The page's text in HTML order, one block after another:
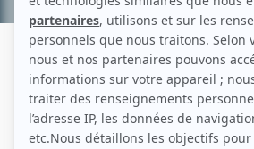
J.P. BEAUPRÉ
Liens
Fiche de J.P. Beaupré sur Showbizz.net